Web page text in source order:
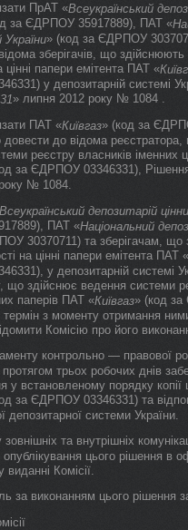
ПрАТ «Всеукраїнський
за ЄДРПОУ 35917889), ПАТ «
України» (код за ЄДРПОУ
зберігачів, що здійснюють
цінні папери емітента ПАТ «
у депозитарній системі
31» липня 2012 року № 1084 .
ПАТ «Київгаз» (код за
довести до відома
реєстру власників іменних
за ЄДРПОУ 03346331), Рішення
№ 1084.
Всеукраїнський депозитарій
ПАТ «Національний
30370711) та зберігачам, що
на цінні папери емітента ПАТ «
у депозитарній системі
що здійснює ведення системи
паперів ПАТ «Київгаз» (код
з моменту отримання ними
Комісію про його
контрольно — правової
трьох робочих днів
у встановленому порядку
за ЄДРПОУ 03346331) та
депозитарної системи України.
зовнішніх та внутрішніх
опублікування цього рішення в
Комісії.
за виконанням цього рішення